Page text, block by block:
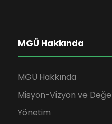
MGÜ Hakkında
MGÜ Hakkında
Misyon-Vizyon ve
Yönetim